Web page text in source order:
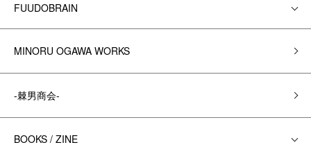
FUUDOBRAIN
MINORU OGAWA WORKS
-棘男商会-
BOOKS / ZINE